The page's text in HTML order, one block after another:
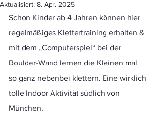
Aktualisiert: 8. Apr. 2025
Schon Kinder ab 4 Jahren können hier
regelmäßiges Klettertraining erhalten &
mit dem „Computerspiel“ bei der
Boulder-Wand lernen die Kleinen mal
so ganz nebenbei klettern. Eine wirklich
tolle Indoor Aktivität südlich von
München.